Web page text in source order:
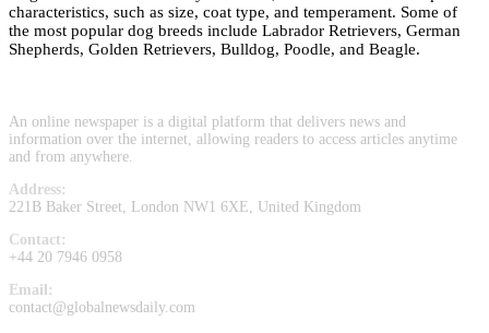
characteristics, such as size, coat type, and temperament. Some of
the most popular dog breeds include Labrador Retrievers, German
Shepherds, Golden Retrievers, Bulldog, Poodle, and Beagle.
An online newspaper is a digital platform that delivers news and
information over the internet, allowing readers to access articles anytime
and from anywhere.
Address:
221B Baker Street, London NW1 6XE, United Kingdom
Contact:
+44 20 7946 0958
Email:
contact@globalnewsdaily.com